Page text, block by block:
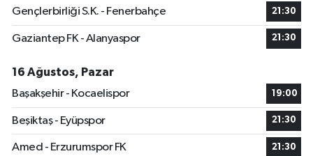
Gençlerbirliği S.K. - Fenerbahçe 21:30
Gaziantep FK - Alanyaspor 21:30
16 Ağustos, Pazar
Başakşehir - Kocaelispor
19:00
Beşiktaş - Eyüpspor 21:30
Amed - Erzurumspor FK 21:30